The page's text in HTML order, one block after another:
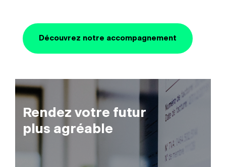
Découvrez notre accompagnement
Rendez votre futur
plus agréable